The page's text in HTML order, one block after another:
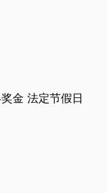
金 法定节假日